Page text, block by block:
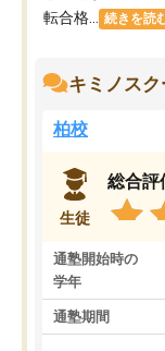
転合格...
続きを読
キミノス
柏校
生徒
総合評
通塾開始時の
学年
通塾期間